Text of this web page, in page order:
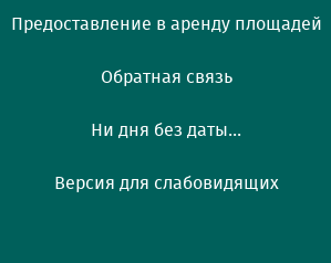
Предоставление в аренду площадей
Обратная связь
Ни дня без даты...
Версия для слабовидящих